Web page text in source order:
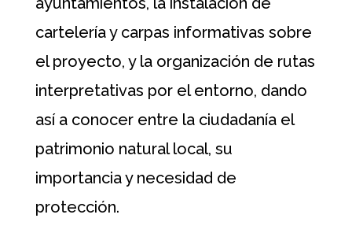
cartelería y carpas informativas sobre
el proyecto, y la organización de rutas
interpretativas por el entorno, dando
así a conocer entre la ciudadanía el
patrimonio natural local, su
importancia y necesidad de
protección.